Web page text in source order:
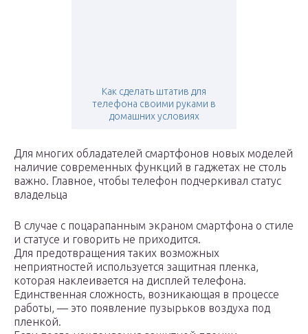
Как сделать штатив для
телефона своими руками в
домашних условиях
Для многих обладателей смартфонов новых моделей
наличие современных функций в гаджетах не столь
важно. Главное, чтобы телефон подчеркивал статус
владельца
В случае с поцарапанным экраном смартфона о стиле
и статусе и говорить не приходится.
Для предотвращения таких возможных
неприятностей используется защитная пленка,
которая наклеивается на дисплей телефона.
Единственная сложность, возникающая в процессе
работы, — это появление пузырьков воздуха под
пленкой.